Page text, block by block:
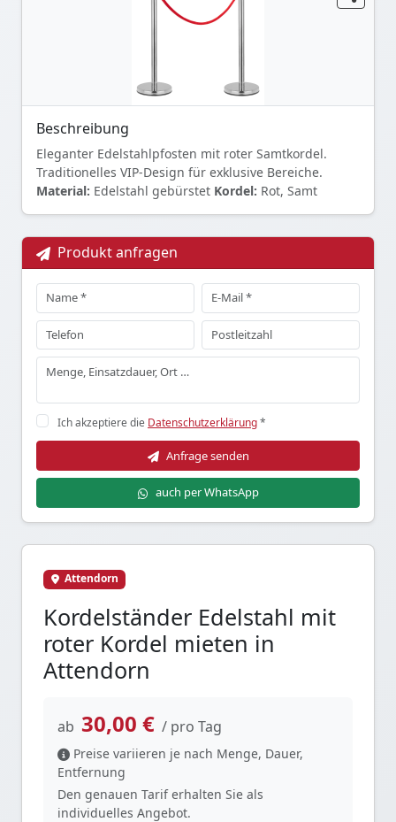
Beschreibung
Eleganter Edelstahlpfosten mit roter Samtkordel.
Traditionelles VIP-Design für exklusive Bereiche.
Material: Edelstahl gebürstet Kordel: Rot, Samt
Produkt anfragen
Ich akzeptiere die Datenschutzerklärung*
Anfrage senden
auch per WhatsApp
Attendorn
Kordelständer Edelstahl mit
roter Kordel mieten in
Attendorn
ab 30,00 € / pro Tag
Preise variieren je nach Menge, Dauer,
Entfernung
Den genauen Tarif erhalten Sie als
individuelles Angebot.